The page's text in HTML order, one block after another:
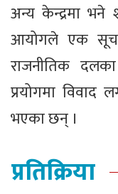
अन्य केन्द्रमा भने
आयोगले एक
राजनीतिक दलका
प्रयोगमा
भएका छन् ।
प्रतिक्रिया